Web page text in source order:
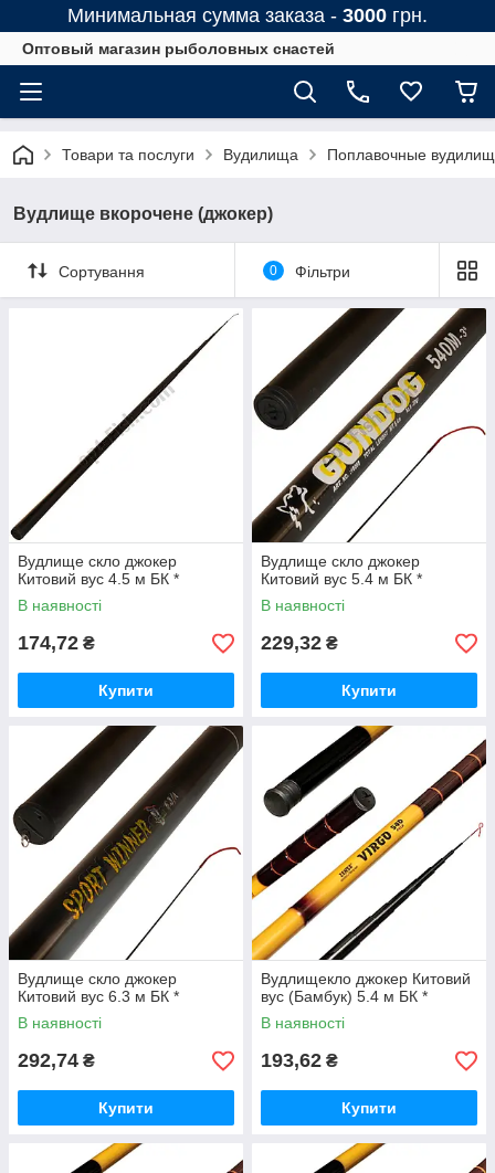
Минимальная сумма заказа - 3000 грн.
Оптовый магазин рыболовных снастей
Товари та послуги Вудилища Поплавочные
Вудлище вкорочене (джокер)
Сортування 0 Фільтри
Вудлище скло джокер
Китовий вус 4.5 м БК *
В наявності
174,72 ₴
Купити
Вудлище скло джокер
Китовий вус 5.4 м БК *
В наявності
229,32 ₴
Купити
Вудлище скло джокер
Китовий вус 6.3 м БК *
В наявності
292,74 ₴
Купити
Вудлищекло джокер Китовий
вус (Бамбук) 5.4 м БК *
В наявності
193,62 ₴
Купити